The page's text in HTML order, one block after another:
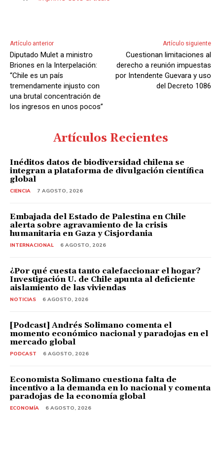
Artículo anterior
Diputado Mulet a ministro
Briones en la Interpelación:
“Chile es un país
tremendamente injusto con
una brutal concentración de
los ingresos en unos pocos”
Artículo siguiente
Cuestionan limitaciones al
derecho a reunión impuestas
por Intendente Guevara y uso
del Decreto 1086
Artículos Recientes
Inéditos datos de biodiversidad chilena se
integran a plataforma de divulgación científica
global
CIENCIA 7 AGOSTO, 2026
Embajada del Estado de Palestina en Chile
alerta sobre agravamiento de la crisis
humanitaria en Gaza y Cisjordania
INTERNACIONAL 6 AGOSTO, 2026
¿Por qué cuesta tanto calefaccionar el hogar?
Investigación U. de Chile apunta al deficiente
aislamiento de las viviendas
NOTICIAS 6 AGOSTO, 2026
[Podcast] Andrés Solimano comenta el
momento económico nacional y paradojas en el
mercado global
PODCAST 6 AGOSTO, 2026
Economista Solimano cuestiona falta de
incentivo a la demanda en lo nacional y comenta
paradojas de la economía global
ECONOMÍA 6 AGOSTO, 2026